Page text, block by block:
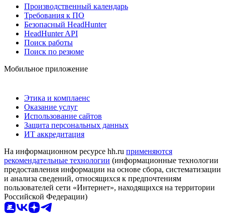
Производственный календарь
Требования к ПО
Безопасный HeadHunter
HeadHunter API
Поиск работы
Поиск по резюме
Мобильное приложение
Этика и комплаенс
Оказание услуг
Использование сайтов
Защита персональных данных
ИТ аккредитация
На информационном ресурсе hh.ru применяются
рекомендательные технологии (информационные технологии
предоставления информации на основе сбора, систематизации
и анализа сведений, относящихся к предпочтениям
пользователей сети «Интернет», находящихся на территории
Российской Федерации)